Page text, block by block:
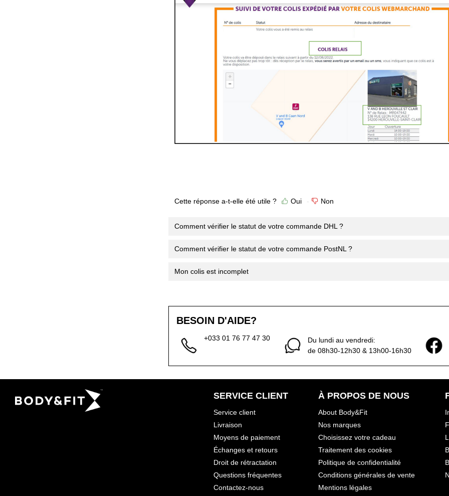
Cette réponse a-t-elle été utile ? Oui Non
Comment vérifier le statut de votre commande DHL ?
Comment vérifier le statut de votre commande PostNL ?
Mon colis est incomplet
BESOIN D'AIDE?
+033 01 76 77 47 30
Du lundi au vendredi:
de 08h30-12h30 & 13h00-16h30
SERVICE CLIENT
Service client
Livraison
Moyens de paiement
Échanges et retours
Droit de rétractation
Questions fréquentes
Contactez-nous
À PROPOS DE NOUS
About Body&Fit
Nos marques
Choisissez votre cadeau
Traitement des cookies
Politique de confidentialité
Conditions générales de vente
Mentions légales